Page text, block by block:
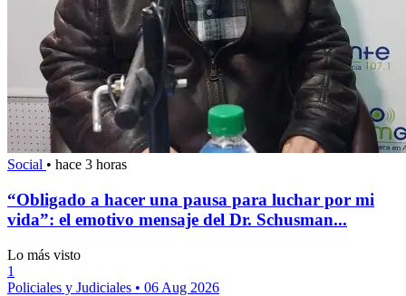
Social • hace 3 horas
“Obligado a hacer una pausa para luchar por mi
vida”: el emotivo mensaje del Dr. Schusman...
Lo más visto
1
Policiales y Judiciales • 06 Aug 2026